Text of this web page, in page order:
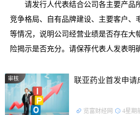
请发行人代表结合公司各主要产品
竞争格局、自有品牌建设、主要客户、
等情况，说明公司经营业绩是否存在大
险揭示是否充分。请保荐代表人发表明
审核 联亚药业首发申请
览富财经网 4星期